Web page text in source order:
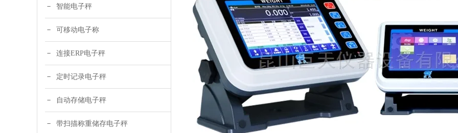
智能电子秤
可移动电子称
连接ERP电子秤
定时记录电子秤
自动存储电子秤
带扫描称重储存电子秤